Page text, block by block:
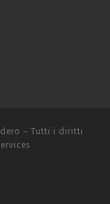
– Tutti i diritti